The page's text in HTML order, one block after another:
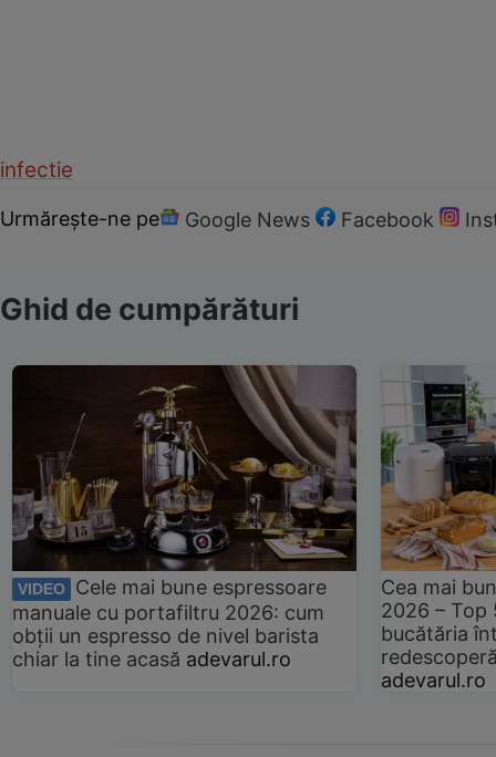
infectie
Urmărește-ne pe Google News Facebook
Ghid de cumpărături
VIDEO
Cele mai bune espressoare
manuale cu portafiltru 2026: cum
obții un espresso de nivel barista
chiar la tine acasă adevarul.ro
Cea mai
2026 –
bucătăria
adevarul.ro